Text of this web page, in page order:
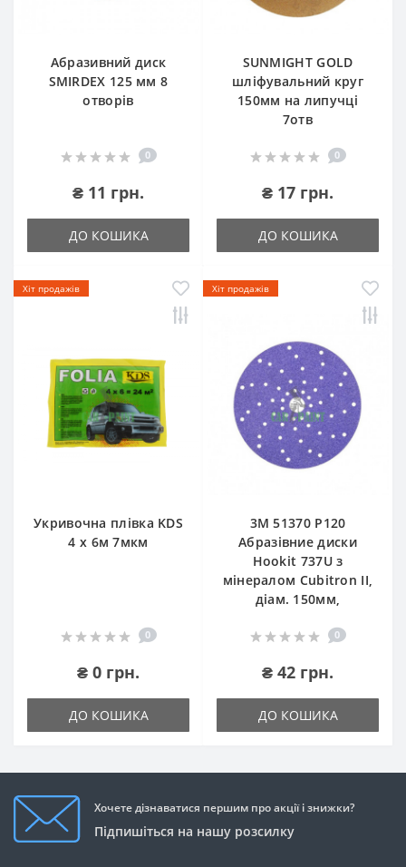
Абразивний диск
SMIRDEX 125 мм 8
отворів
0
₴ 11 грн.
ДО КОШИКА
SUNMIGHT GOLD
шліфувальний круг
150мм на липучці
7отв
0
₴ 17 грн.
ДО КОШИКА
Хіт продажів
Укривочна плівка KDS
4 х 6м 7мкм
0
₴ 0 грн.
ДО КОШИКА
Хіт продажів
3М 51370 P120
Абразівние диски
Hookit 737U з
мінералом Cubitron II,
діам. 150мм,
0
₴ 42 грн.
ДО КОШИКА
Хочете дізнаватися першим про акції і знижки?
Підпишіться на нашу розсилку